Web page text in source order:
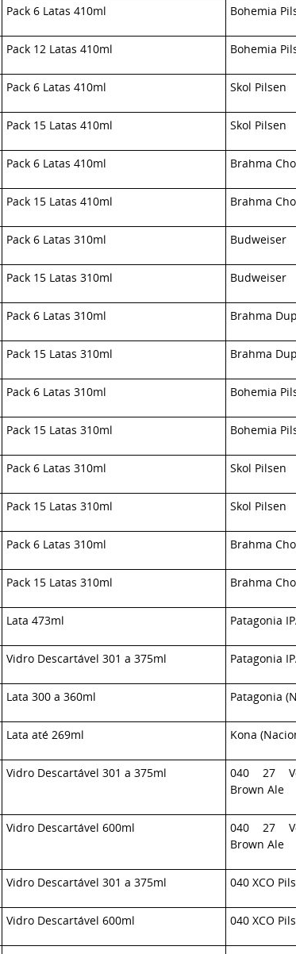
Pack 6 Latas 410ml Bohemia
Pack 12 Latas 410ml Bohemia
Pack 6 Latas 410ml Skol Pilsen
Pack 15 Latas 410ml Skol Pilsen
Pack 6 Latas 410ml Brahma
Pack 15 Latas 410ml Brahma
Pack 6 Latas 310ml Budweiser
Pack 15 Latas 310ml Budweiser
Pack 6 Latas 310ml Brahma
Pack 15 Latas 310ml Brahma
Pack 6 Latas 310ml Bohemia
Pack 15 Latas 310ml Bohemia
Pack 6 Latas 310ml Skol Pilsen
Pack 15 Latas 310ml Skol Pilsen
Pack 6 Latas 310ml Brahma
Pack 15 Latas 310ml Brahma
Lata 473ml Patagonia
Vidro Descartável 301 a 375ml Patagonia
Lata 300 a 360ml Patagonia
Lata até 269ml Kona
Vidro Descartável 301 a 375ml
040 27
Brown Ale
Vidro Descartável 600ml
040 27
Brown Ale
Vidro Descartável 301 a 375ml 040 XCO
Vidro Descartável 600ml 040 XCO